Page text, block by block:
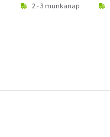
2 - 3 munkanap